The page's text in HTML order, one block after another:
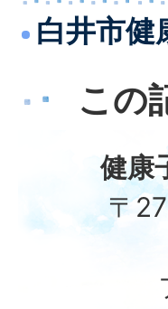
白井市健
この
健康
〒